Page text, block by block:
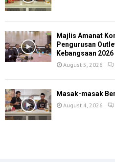
Majlis Amanat
Pengurusan
Kebangsaan 2026
August 5, 2026
Masak-masak
August 4, 2026